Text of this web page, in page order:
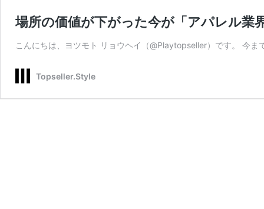
場所の価値が下がった今が「アパレル
こんにちは、ヨツモト リョウヘイ（@Playtopseller）です。 今
Topseller.Style